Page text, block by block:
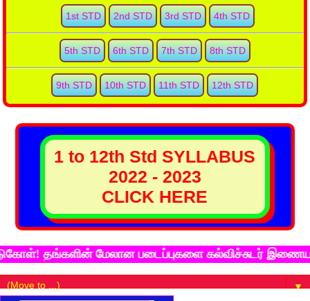
1st STD 2nd STD 3rd STD 4th STD
5th STD 6th STD 7th STD 8th STD
9th STD 10th STD 11th STD 12th STD
1 to 12th Std SYLLABUS
2022 - 2023
CLICK HERE
மேலான படைப்புகளை கல்விச்சுடர் இணைய
▼